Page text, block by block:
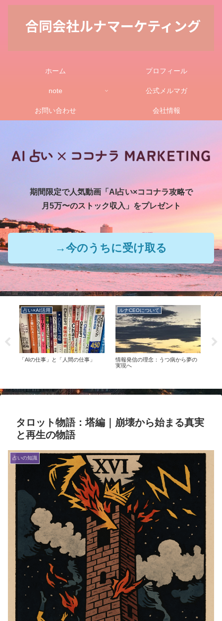
ホーム プロフィール
note 公式メルマガ
お問い合わせ 会社情報
期間限定で人気動画「AI占い×ココナラ攻略で
月5万〜のストック収入」をプレゼント
→今のうちに受け取る
占い×AI活用
「AIの仕事」と「人間の仕事」
ルナCEOについて
情報発信の理念：うつ病から夢の
実現へ
タロット物語：塔編｜崩壊から始まる真実
と再生の物語
占いの知識